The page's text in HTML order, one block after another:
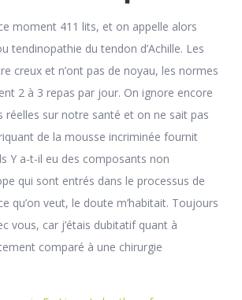
moment 411 lits, et on appelle alors
tendinopathie du tendon d’Achille. Les
creux et n’ont pas de noyau, les normes
2 à 3 repas par jour. On ignore encore
réelles sur notre santé et on ne sait pas
de la mousse incriminée fournit
Y a-t-il eu des composants non
qui sont entrés dans le processus de
qu’on veut, le doute m’habitait. Toujours
vous, car j’étais dubitatif quant à
comparé à une chirurgie